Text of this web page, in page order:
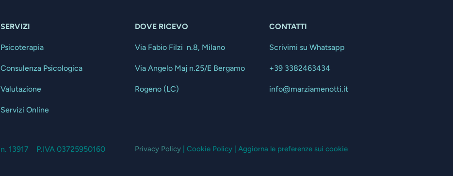
SERVIZI
Psicoterapia
Consulenza Psicologica
Valutazione
Servizi Online
DOVE RICEVO
Via Fabio Filzi n.8, Milano
Via Angelo Maj n.25/E Bergamo
Rogeno (LC)
CONTATTI
Scrivimi su Whatsapp
+39 3382463434
info@marziamenotti.it
13917 P.IVA 03725950160 Privacy Policy | Cookie Policy | Aggiorna le preferenze sui cookie